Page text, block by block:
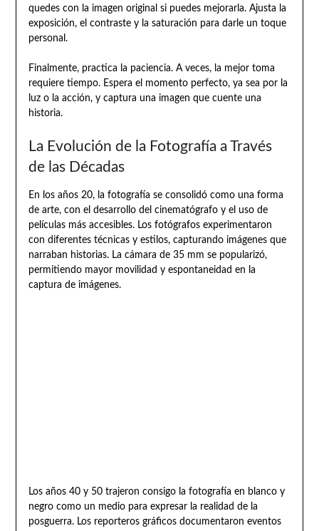
quedes con la imagen original si puedes mejorarla. Ajusta la
exposición, el contraste y la saturación para darle un toque
personal.
Finalmente, practica la paciencia. A veces, la mejor toma
requiere tiempo. Espera el momento perfecto, ya sea por la
luz o la acción, y captura una imagen que cuente una
historia.
La Evolución de la Fotografía a Través
de las Décadas
En los años 20, la fotografía se consolidó como una forma
de arte, con el desarrollo del cinematógrafo y el uso de
películas más accesibles. Los fotógrafos experimentaron
con diferentes técnicas y estilos, capturando imágenes que
narraban historias. La cámara de 35 mm se popularizó,
permitiendo mayor movilidad y espontaneidad en la
captura de imágenes.
Los años 40 y 50 trajeron consigo la fotografía en blanco y
negro como un medio para expresar la realidad de la
posguerra. Los reporteros gráficos documentaron eventos